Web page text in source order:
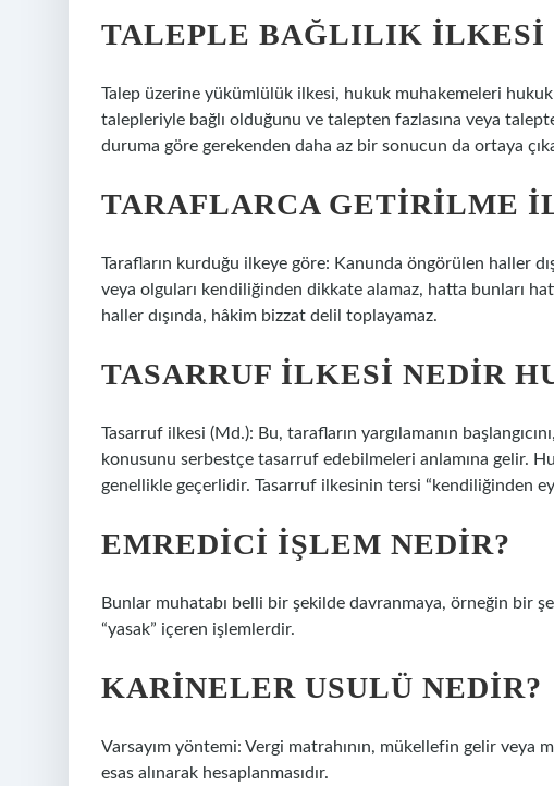
TALEPLE BAĞLILIK ILKESI
Talep üzerine yükümlülük ilkesi, hukuk muhakemeleri
talepleriyle bağlı olduğunu ve talepten fazlasına veya
duruma göre gerekenden daha az bir sonucun da ortaya
TARAFLARCA GETIRILME
Tarafların kurduğu ilkeye göre: Kanunda öngörülen haller
veya olguları kendiliğinden dikkate alamaz, hatta bunları
haller dışında, hâkim bizzat delil toplayamaz.
TASARRUF ILKESI NEDIR
Tasarruf ilkesi (Md.): Bu, tarafların yargılamanın
konusunu serbestçe tasarruf edebilmeleri anlamına gelir.
genellikle geçerlidir. Tasarruf ilkesinin tersi “kendiliğinden
EMREDICI IŞLEM NEDIR?
Bunlar muhatabı belli bir şekilde davranmaya, örneğin bir
“yasak” içeren işlemlerdir.
KARINELER USULÜ NEDIR?
Varsayım yöntemi: Vergi matrahının, mükellefin gelir veya
esas alınarak hesaplanmasıdır.